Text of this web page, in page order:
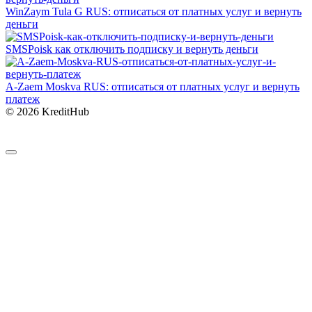
WinZaym Tula G RUS: отписаться от платных услуг и вернуть
деньги
SMSPoisk как отключить подписку и вернуть деньги
A-Zaem Moskva RUS: отписаться от платных услуг и вернуть
платеж
© 2026 KreditHub